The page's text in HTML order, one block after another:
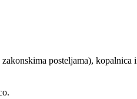
posteljama),